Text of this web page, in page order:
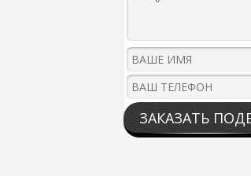
ЗАКАЗАТЬ